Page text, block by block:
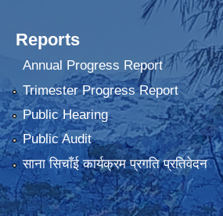
Reports
Annual Progress Report
Trimester Progress Report
Public Hearing
Public Audit
साना सिचाँई कार्यक्रम प्रगति प्रतिवेदन